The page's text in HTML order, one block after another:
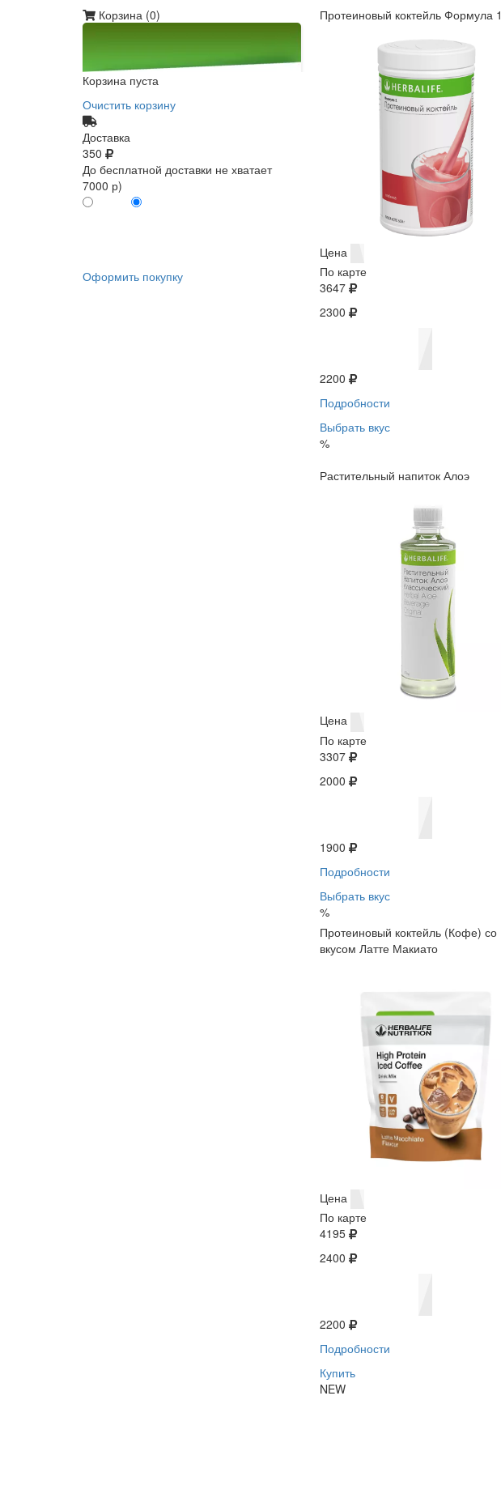
Корзина (0)
Корзина пуста
Очистить корзину
Доставка
350
До бесплатной доставки не хватает
7000 р)
Оформить покупку
Протеиновый коктейль Формула 1
Цена
По карте
3647
2300
2200
Подробности
Выбрать вкус
%
Растительный напиток Алоэ
Цена
По карте
3307
2000
1900
Подробности
Выбрать вкус
%
Протеиновый коктейль (Кофе) со
вкусом Латте Макиато
Цена
По карте
4195
2400
2200
Подробности
Купить
NEW